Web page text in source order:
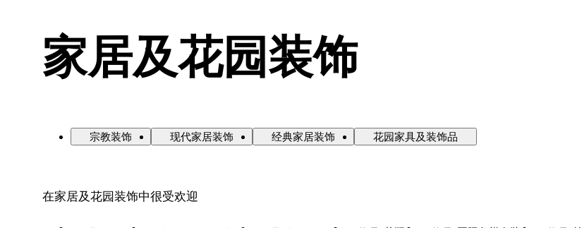
家居及花园装饰
宗教装饰 现代家居装饰 经典家居装饰 花园家具及装饰品
在家居及花园装饰中很受欢迎